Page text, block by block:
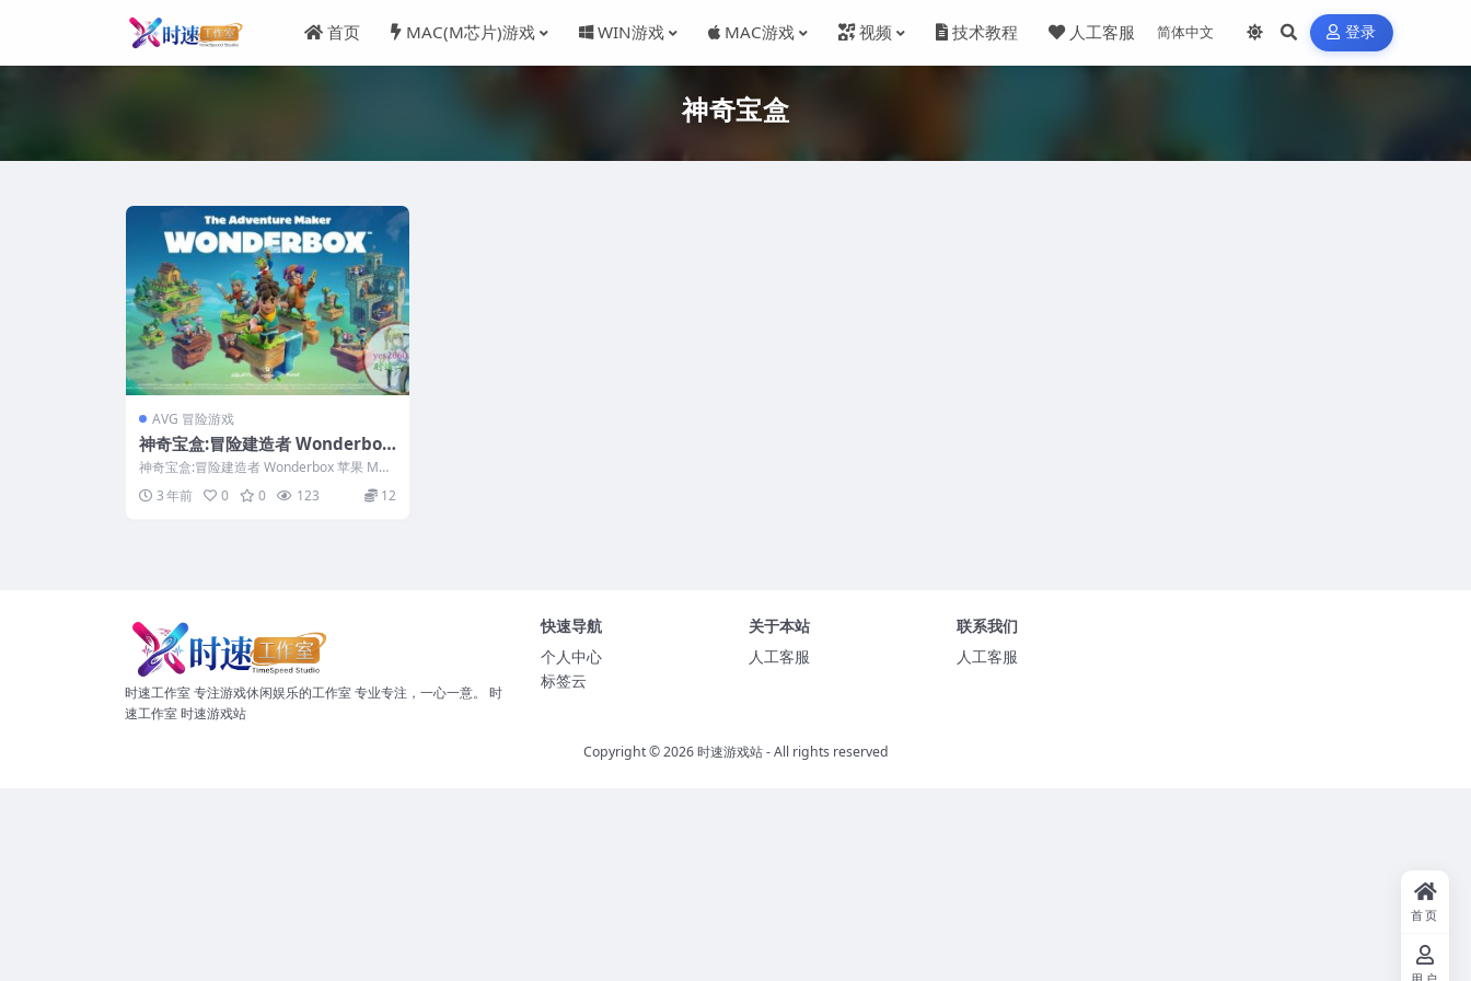
首页 MAC(M芯片)游戏 WIN游戏 MAC游戏 视频 技术教程 人工客服 登录
神奇宝盒
AVG 冒险游戏
神奇宝盒:冒险建造者 Wonderbox
苹果 MAC电脑游戏 原生中文版
神奇宝盒:冒险建造者 Wonderbox 苹果 MAC
电脑游戏 原生中文版 &n...
3 年前 0 0 123 12
时速工作室 专注游戏休闲娱乐的工作室 专业专注，一心一意。 时
速工作室 时速游戏站
快速导航
个人中心
标签云
关于本站
人工客服
联系我们
人工客服
Copyright © 2026时速游戏站- All rights reserved
首页